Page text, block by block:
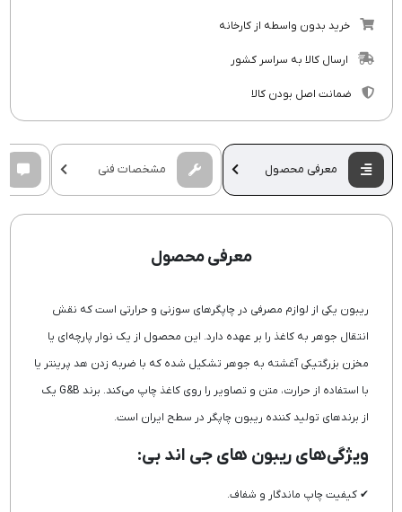
خرید بدون واسطه از کارخانه
ارسال کالا به سراسر کشور
ضمانت اصل بودن کالا
معرفی محصول مشخصات فنی
معرفی محصول
ریبون یکی از لوازم مصرفی در چاپگرهای سوزنی و حرارتی است که نقش
انتقال جوهر به کاغذ را بر عهده دارد. این محصول از یک نوار پارچه‌ای یا
مخزن بزرگتیکی آغشته به جوهر تشکیل شده که با ضربه زدن هد پرینتر یا
با استفاده از حرارت، متن و تصاویر را روی کاغذ چاپ می‌کند. برند G&B یک
از برندهای تولید کننده ریبون چاپگر در سطح ایران است.
ویژگی‌های ریبون های جی اند بی:
✔ کیفیت چاپ ماندگار و شفاف.